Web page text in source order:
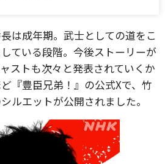
は成年期。武士としての道をこ
ている段階。今後ストーリーが
ストも次々と発表されていくか
『豊臣兄弟！』の公式Xで、竹
ルエットが公開されました。